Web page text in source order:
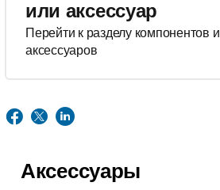
или аксессуар
Перейти к разделу компонентов и
аксессуаров
Аксессуары